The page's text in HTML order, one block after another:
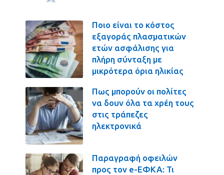
Ποιο είναι το κόστος
εξαγοράς πλασματικών
ετών ασφάλισης για
πλήρη σύνταξη με
μικρότερα όρια ηλικίας
Πως μπορούν οι πολίτες
να δουν όλα τα χρέη τους
στις τράπεζες
ηλεκτρονικά
Παραγραφή οφειλών
προς τον e-ΕΦΚΑ: Τι